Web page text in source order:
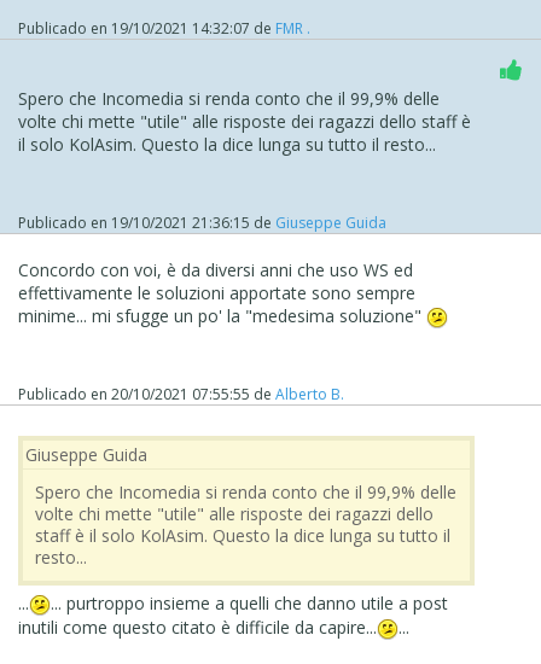
Publicado en 19/10/2021 14:32:07 de FMR .
Spero che Incomedia si renda conto che il 99,9% delle
volte chi mette "utile" alle risposte dei ragazzi dello staff è
il solo KolAsim. Questo la dice lunga su tutto il resto...
Publicado en 19/10/2021 21:36:15 de Giuseppe Guida
Concordo con voi, è da diversi anni che uso WS ed
effettivamente le soluzioni apportate sono sempre
minime... mi sfugge un po' la "medesima soluzione"
Publicado en 20/10/2021 07:55:55 de Alberto B.
Giuseppe Guida
Spero che Incomedia si renda conto che il 99,9% delle
volte chi mette "utile" alle risposte dei ragazzi dello
staff è il solo KolAsim. Questo la dice lunga su tutto il
resto...
...
... purtroppo insieme a quelli che danno utile a post
inutili come questo citato è difficile da capire...
...